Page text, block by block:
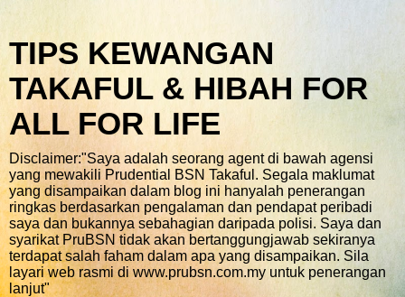
TIPS KEWANGAN
TAKAFUL & HIBAH FOR
ALL FOR LIFE
Disclaimer:"Saya adalah seorang agent di bawah agensi
yang mewakili Prudential BSN Takaful. Segala maklumat
yang disampaikan dalam blog ini hanyalah penerangan
ringkas berdasarkan pengalaman dan pendapat peribadi
saya dan bukannya sebahagian daripada polisi. Saya dan
syarikat PruBSN tidak akan bertanggungjawab sekiranya
terdapat salah faham dalam apa yang disampaikan. Sila
layari web rasmi di www.prubsn.com.my untuk penerangan
lanjut"